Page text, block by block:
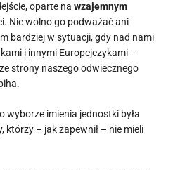
oparte na wzajemnym
Nie wolno go podważać ani
bardziej w sytuacji, gdy nad nami
i innymi Europejczykami –
strony naszego odwiecznego
wyborze imienia jednostki była
którzy – jak zapewnił – nie mieli